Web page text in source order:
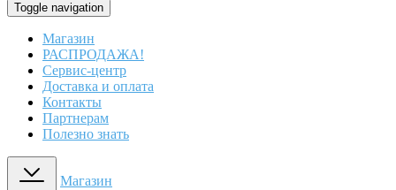
Toggle navigation
Магазин
РАСПРОДАЖА!
Сервис-центр
Доставка и оплата
Контакты
Партнерам
Полезно знать
Магазин